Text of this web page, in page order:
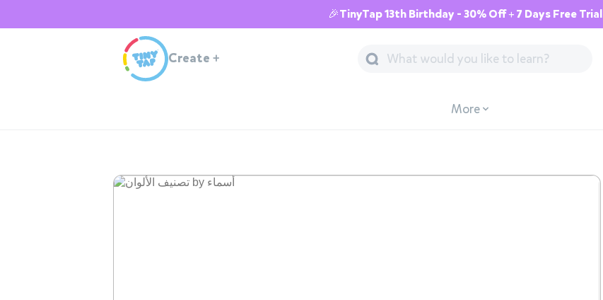
🎉TinyTap 13th Birthday - 30% Off + 7 Days Free Trial
Create +
More